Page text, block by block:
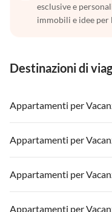
esclusive e
immobili e idee per
Destinazioni di
Appartamenti per
Appartamenti per Vacanze in
Appartamenti per Vacanze
Appartamenti per Vacanze in
Appartamenti per
Appartamenti per Vacanze in
Appartamenti per Vacanze
Appartamenti per
Appartamenti per Vacanze in
Appartamenti per